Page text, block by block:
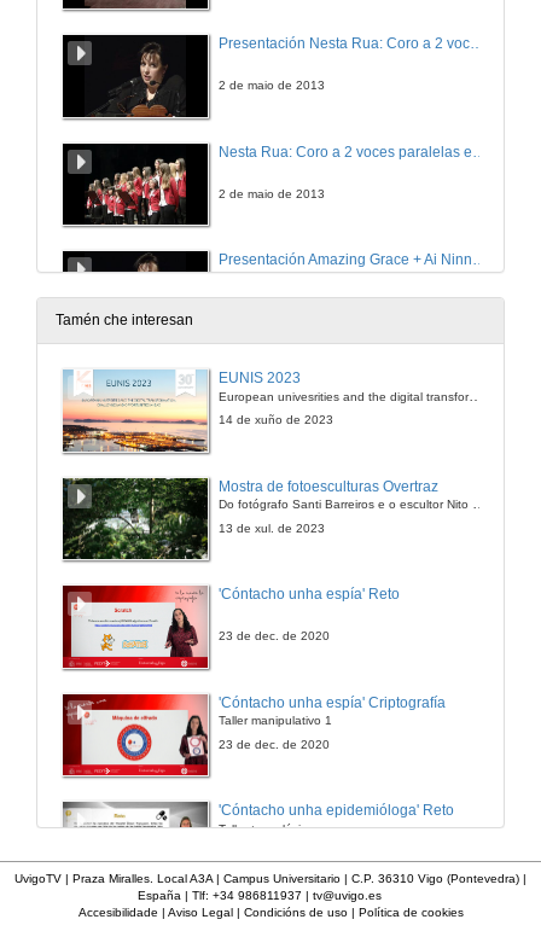
Presentación Nesta Rua: Coro a 2 voces paralelas en 3 versións rítmicas
2 de maio de 2013
2 de maio de 2013
Presentación Amazing Grace + Ai Ninnora: Polimelodía
2 de maio de 2013
Tamén che interesan
EUNIS 2023
European univesrities and the digital transformation: challenges and opportunities ahead
14 de xuño de 2023
Mostra de fotoesculturas Overtraz
Do fotógrafo Santi Barreiros e o escultor Nito Contreras.
13 de xul. de 2023
'Cóntacho unha espía' Reto
23 de dec. de 2020
'Cóntacho unha espía' Criptografía
Taller manipulativo 1
23 de dec. de 2020
'Cóntacho unha epidemióloga' Reto
Taller tecnolóxico
UvigoTV | Praza Miralles. Local A3A | Campus Universitario | C.P. 36310 Vigo (Pontevedra) |
España | Tlf: +34 986811937 | tv@uvigo.es
Accesibilidade | Aviso Legal| Condicións de uso| Política de cookies